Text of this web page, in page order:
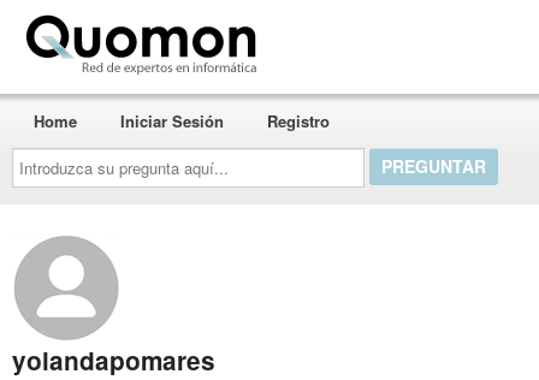
Introduzca
su
pregunta
aquí...
Home Iniciar Sesión Registro
yolandapomares